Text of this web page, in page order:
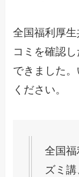
全国福利厚
コミを確認
できました
ください。
全国
ズミ